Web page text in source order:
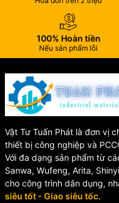
📞 Liên Hệ
Khẩn
Quý khách cần tư vấn và
HoringAH-0217V chính
nhanh chóng với mức giá tốt
Hotline/Zalo: 0355 365 936
📦 Giao hàng toàn quốc –
100% Hoàn tiền
Nếu sản phẩm lỗi
Vật Tư Tuấn Phát là đơn vị
thiết bị công nghiệp và
Với đa dạng sản phẩm từ
Sanwa, Wufeng, Arita,
cho công trình dân dụng,
siêu tốt - Giao siêu tốc.